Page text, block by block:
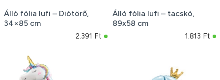
Álló fólia lufi – Diótörő,
34×85 cm
2.391 Ft
Álló fólia lufi – tacskó,
89x58 cm
1.813 Ft